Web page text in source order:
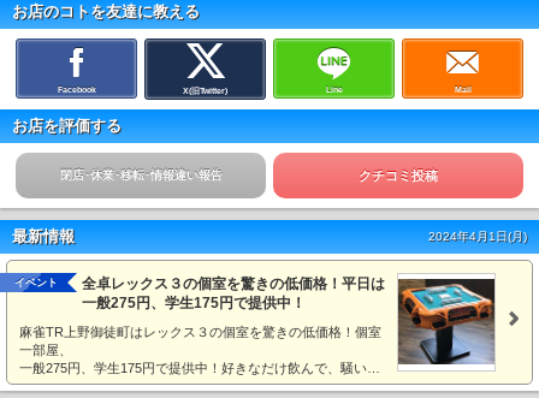
お店のコトを友達に教える
Facebook X(旧Twitter) Line Mail
お店を評価する
閉店･休業･移転･情報違い報告 クチコミ投稿
最新情報 2024年4月1日(月)
イベント
全卓レックス３の個室を驚きの低価格！平日は
一般275円、学生175円で提供中！
麻雀TR上野御徒町はレックス３の個室を驚きの低価格！個室
一部屋、
一般275円、学生175円で提供中！好きなだけ飲んで、騒い…